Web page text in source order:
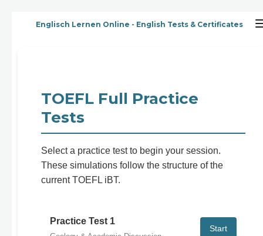
HauptinhaltEnglisch Lernen Online - English Tests & Certificates
TOEFL Full Practice
Tests
Select a practice test to begin your session.
These simulations follow the structure of the
current TOEFL iBT.
Practice Test 1
Start